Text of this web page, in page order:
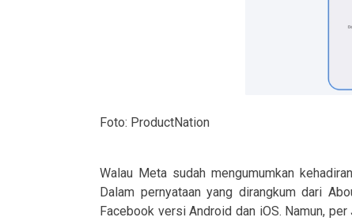
Foto: ProductNation
Walau Meta sudah mengumumkan
Dalam pernyataan yang dirangkum dari
Facebook versi Android dan iOS. Namun,